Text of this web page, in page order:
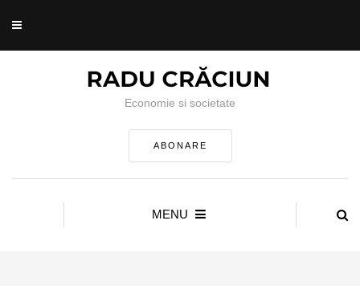
Economie si societate
ABONARE
MENU